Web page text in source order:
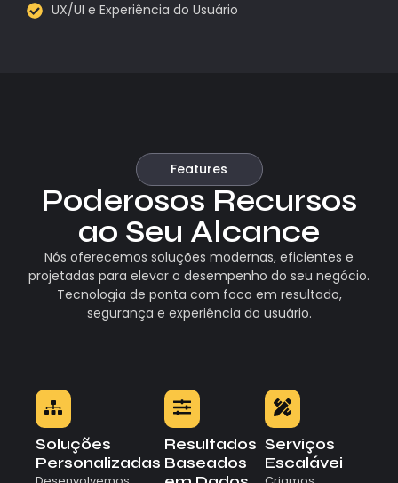
UX/UI e Experiência do Usuário
Features
Poderosos Recursos
ao Seu Alcance
Nós oferecemos soluções modernas, eficientes e
projetadas para elevar o desempenho do seu negócio.
Tecnologia de ponta com foco em resultado,
segurança e experiência do usuário.
Soluções
Personalizadas
Resultados
Baseados
Serviços
Escalávei